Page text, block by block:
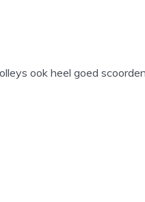
ook heel goed